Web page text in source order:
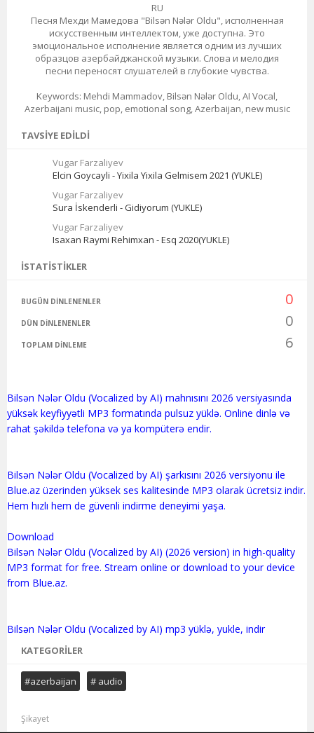
RU
Песня Мехди Мамедова "Bilsən Nələr Oldu", исполненная
искусственным интеллектом, уже доступна. Это
эмоциональное исполнение является одним из лучших
образцов азербайджанской музыки. Слова и мелодия
песни переносят слушателей в глубокие чувства.
Keywords: Mehdi Mammadov, Bilsən Nələr Oldu, AI Vocal,
Azerbaijani music, pop, emotional song, Azerbaijan, new music
TAVSIYE EDILDI
Vugar Farzaliyev
Elcin Goycayli - Yixila Yixila Gelmisem 2021 (YUKLE)
Vugar Farzaliyev
Sura İskenderli - Gidiyorum (YUKLE)
Vugar Farzaliyev
Isaxan Raymi Rehimxan - Esq 2020(YUKLE)
İSTATISTIKLER
BUGÜN DINLENENLER 0
DÜN DINLENENLER 0
TOPLAM DINLEME 6
Bilsən Nələr Oldu (Vocalized by AI) mahnısını 2026 versiyasında
yüksək keyfiyyətli MP3 formatında pulsuz yüklə. Online dinlə və
rahat şəkildə telefona və ya kompüterə endir.
Bilsən Nələr Oldu (Vocalized by AI) şarkısını 2026 versiyonu ile
Blue.az üzerinden yüksek ses kalitesinde MP3 olarak ücretsiz indir.
Hem hızlı hem de güvenli indirme deneyimi yaşa.
Download
Bilsən Nələr Oldu (Vocalized by AI) (2026 version) in high-quality
MP3 format for free. Stream online or download to your device
from Blue.az.
KATEGORILER
#azerbaijan # audio
Şikayet